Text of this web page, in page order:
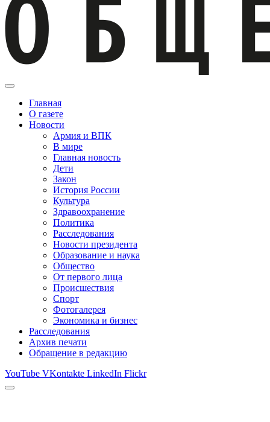
Главная
О газете
Новости
Армия и ВПК
В мире
Главная новость
Дети
Закон
История России
Культура
Здравоохранение
Политика
Расследования
Новости президента
Образование и наука
Общество
От первого лица
Происшествия
Спорт
Фотогалерея
Экономика и бизнес
Расследования
Архив печати
Обращение в редакцию
YouTube VKontakte LinkedIn Flickr